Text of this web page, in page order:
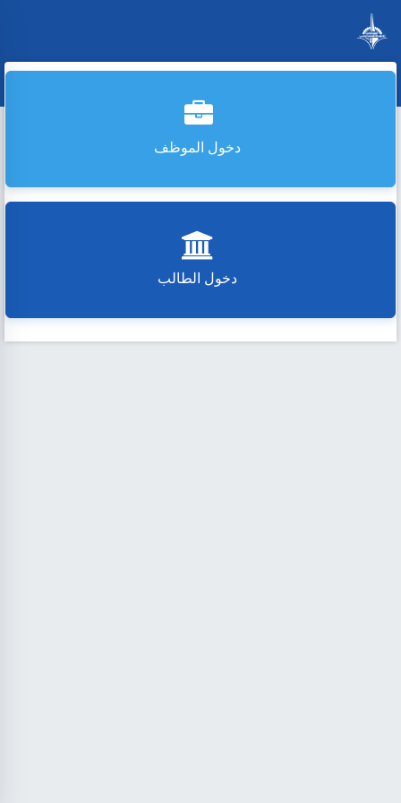
دخول الموظف
دخول الطالب